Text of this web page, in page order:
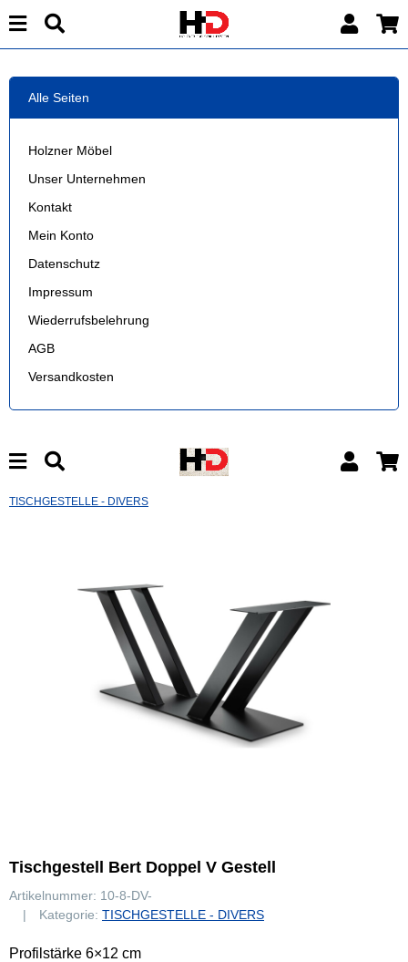
Alle Seiten
Holzner Möbel
Unser Unternehmen
Kontakt
Mein Konto
Datenschutz
Impressum
Wiederrufsbelehrung
AGB
Versandkosten
TISCHGESTELLE - DIVERS
Tischgestell Bert Doppel V Gestell
Artikelnummer: 10-8-DV-
Kategorie: TISCHGESTELLE - DIVERS
Profilstärke 6×12 cm